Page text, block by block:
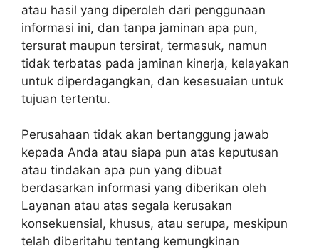
atau hasil yang diperoleh dari penggunaan
informasi ini, dan tanpa jaminan apa pun,
tersurat maupun tersirat, termasuk, namun
tidak terbatas pada jaminan kinerja, kelayakan
untuk diperdagangkan, dan kesesuaian untuk
tujuan tertentu.
Perusahaan tidak akan bertanggung jawab
kepada Anda atau siapa pun atas keputusan
atau tindakan apa pun yang dibuat
berdasarkan informasi yang diberikan oleh
Layanan atau atas segala kerusakan
konsekuensial, khusus, atau serupa, meskipun
telah diberitahu tentang kemungkinan